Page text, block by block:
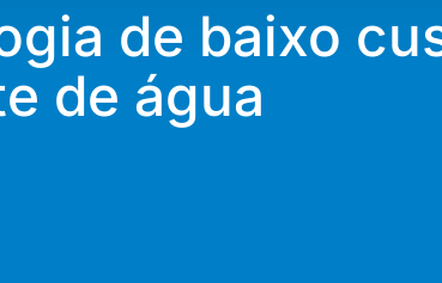
de baixo
de água